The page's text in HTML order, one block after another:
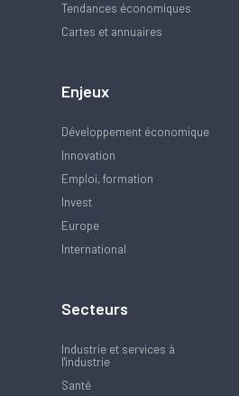
Tendances économiques
Cartes et annuaires
Enjeux
Développement économique
Innovation
Emploi, formation
Invest
Europe
International
Secteurs
Industrie et services à
l'industrie
Santé